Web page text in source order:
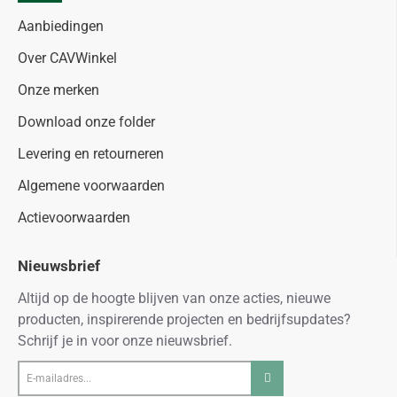
Aanbiedingen
Over CAVWinkel
Onze merken
Download onze folder
Levering en retourneren
Algemene voorwaarden
Actievoorwaarden
Nieuwsbrief
Altijd op de hoogte blijven van onze acties, nieuwe
producten, inspirerende projecten en bedrijfsupdates?
Schrijf je in voor onze nieuwsbrief.
mailadres...